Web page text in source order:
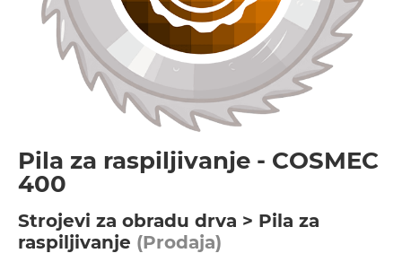
Pila za raspiljivanje - COSMEC
400
Strojevi za obradu drva > Pila za
raspiljivanje (Prodaja)